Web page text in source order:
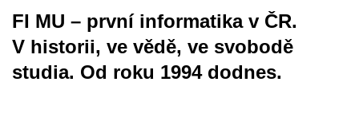
FI MU – první informatika v ČR.
V historii, ve vědě, ve svobodě
studia. Od roku 1994 dodnes.